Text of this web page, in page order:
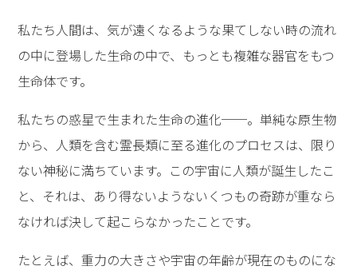
私たち人間は、気が遠くなるような果てしない時の流れ
の中に登場した生命の中で、もっとも複雑な器官をもつ
生命体です。
私たちの惑星で生まれた生命の進化──。単純な原生物
から、人類を含む霊長類に至る進化のプロセスは、限り
ない神秘に満ちています。この宇宙に人類が誕生したこ
と、それは、あり得ないようないくつもの奇跡が重なら
なければ決して起こらなかったことです。
たとえば、重力の大きさや宇宙の年齢が現在のものにな